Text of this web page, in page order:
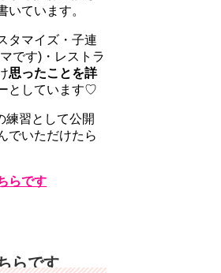
いています。
タマイズ・子連
です)・レストラ
思ったことを詳
としています♡
練習として公開
でいただけたら
らです
らです